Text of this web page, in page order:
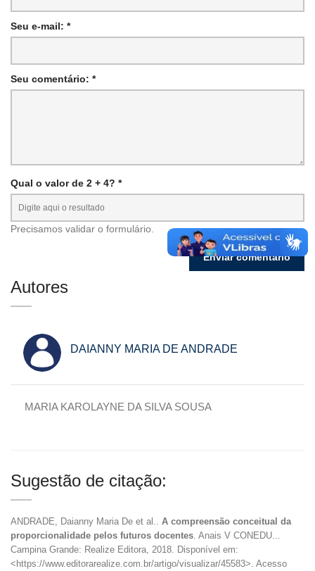
Seu e-mail: *
Seu comentário: *
Qual o valor de 2 + 4? *
Precisamos validar o formulário.
Autores
DAIANNY MARIA DE ANDRADE
MARIA KAROLAYNE DA SILVA SOUSA
Sugestão de citação:
ANDRADE, Daianny Maria De et al.. A compreensão conceitual da
proporcionalidade pelos futuros docentes . Anais V CONEDU...
Campina Grande: Realize Editora, 2018. Disponível em:
<https://www.editorarealize.com.br/artigo/visualizar/45583>. Acesso